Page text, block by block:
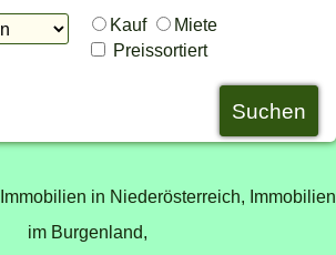
Kauf
Miete
Preissortiert
Immobilien in Niederösterreich, Immobilien
im Burgenland,